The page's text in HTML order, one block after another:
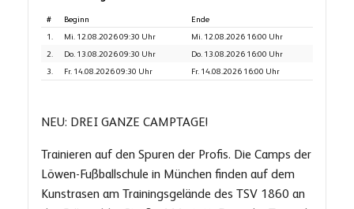
# Beginn
Ende
1.
Mi. 12.08.2026 09:30 Uhr
Mi. 12.08.2026 16:00 Uhr
2.
Do. 13.08.2026 09:30 Uhr
Do. 13.08.2026 16:00 Uhr
3.
Fr. 14.08.2026 09:30 Uhr Fr. 14.08.2026 16:00 Uhr
NEU: DREI GANZE CAMPTAGE!
Trainieren auf den Spuren der Profis. Die Camps der
Löwen-Fußballschule in München finden auf dem
Kunstrasen am Trainingsgelände des TSV 1860 an